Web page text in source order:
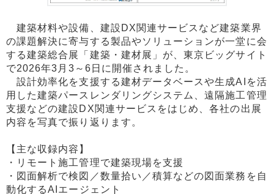
建築材料や設備、建設DX関連サービスなど建築業界
の課題解決に寄与する製品やソリューションが一堂に会
する建築総合展「建築・建材展」が、東京ビッグサイト
で2026年3月3～6日に開催されました。
設計効率化を支援する建材データベースや生成AIを活
用した建築パースレンダリングシステム、遠隔施工管理
支援などの建設DX関連サービスをはじめ、各社の出展
内容を写真で振り返ります。
【主な収録内容】
・リモート施工管理で建築現場を支援
・図面解析で検図／数量拾い／積算などの図面業務を自
動化するAIエージェント